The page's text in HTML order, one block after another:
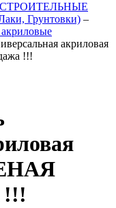
Грунтовки) –
акриловая
!!!
!!!